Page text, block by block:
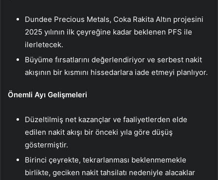
Dundee Precious Metals, Coka Rakita Altın projesini
2025 yılının ilk çeyreğine kadar beklenen PFS ile
ilerletecek.
Büyüme fırsatlarını değerlendiriyor ve serbest nakit
akışının bir kısmını hissedarlara iade etmeyi planlıyor.
Önemli Ayı Gelişmeleri
Düzeltilmiş net kazançlar ve faaliyetlerden elde
edilen nakit akışı bir önceki yıla göre düşüş
göstermiştir.
Birinci çeyrekte, tekrarlanması beklenmemekle
birlikte, geciken nakit tahsilatı nedeniyle alacaklar